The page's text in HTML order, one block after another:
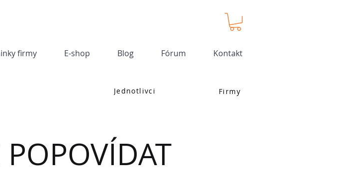
firmy E-shop Blog Fórum Kontakt
Jednotlivci Firmy